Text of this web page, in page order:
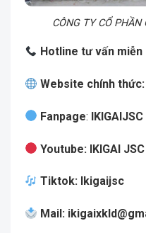
CÔNG TY CỔ PHẦN
Hotline tư vấn miễn
Website chính thức:
Fanpage: IKIGAIJSC
Youtube: IKIGAI JSC
Tiktok: Ikigaijsc
Mail :